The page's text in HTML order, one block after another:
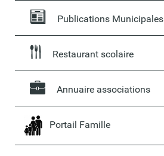
Publications Municipales
Restaurant scolaire
Annuaire associations
Portail Famille